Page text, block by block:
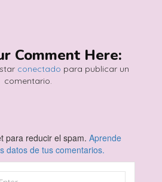
Comment Here:
conectado para publicar un
comentario.
para reducir el spam. Aprende
datos de tus comentarios.